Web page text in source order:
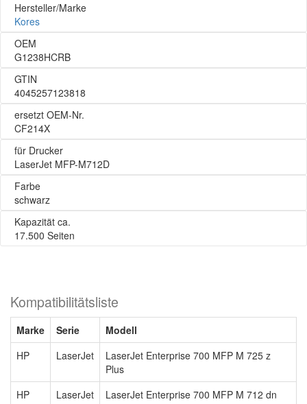
Hersteller/Marke
Kores
OEM
G1238HCRB
GTIN
4045257123818
ersetzt OEM-Nr.
CF214X
für Drucker
LaserJet MFP-M712D
Farbe
schwarz
Kapazität ca.
17.500 Seiten
Kompatibilitätsliste
Marke Serie
Modell
HP
LaserJet
LaserJet Enterprise 700 MFP M 725 z
Plus
HP
LaserJet
LaserJet Enterprise 700 MFP M 712 dn